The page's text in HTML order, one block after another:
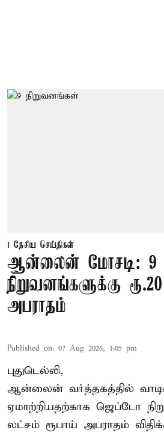
தேசிய செய்திகள்
ஆன்லைன் மோசடி: 9
நிறுவனங்களுக்கு
அபராதம்
Published on: 07 Aug 2026, 1:05 pm
புதுடெல்லி,
ஆன்லைன் வர்த்தகத்தில்
ஏமாற்றியதற்காக ஜெப்டோ
லட்சம் ரூபாய் அபராதம்